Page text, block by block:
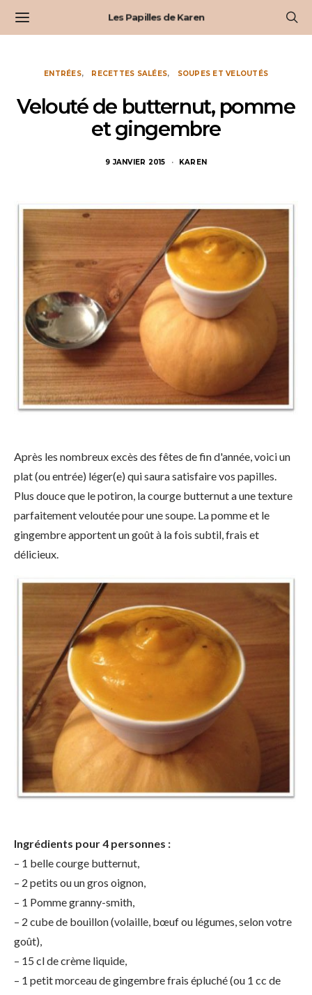
Les Papilles de Karen
ENTRÉES RECETTES SALÉES SOUPES ET VELOUTÉS
Velouté de butternut, pomme
et gingembre
9 JANVIER 2015 KAREN
Après les nombreux excès des fêtes de fin d'année, voici un
plat (ou entrée) léger(e) qui saura satisfaire vos papilles.
Plus douce que le potiron, la courge butternut a une texture
parfaitement veloutée pour une soupe. La pomme et le
gingembre apportent un goût à la fois subtil, frais et
délicieux.
Ingrédients pour 4 personnes :
– 1 belle courge butternut,
– 2 petits ou un gros oignon,
– 1 Pomme granny-smith,
– 2 cube de bouillon (volaille, bœuf ou légumes, selon votre
goût),
– 15 cl de crème liquide,
– 1 petit morceau de gingembre frais épluché (ou 1 cc de